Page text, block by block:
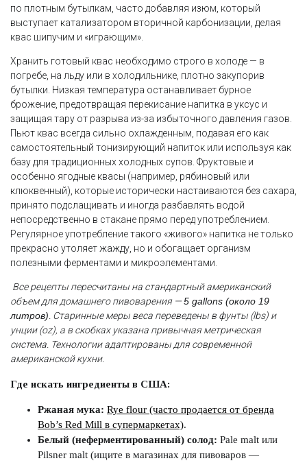
по плотным бутылкам, часто добавляя изюм, который
выступает катализатором вторичной карбонизации, делая
квас шипучим и «играющим».
Хранить готовый квас необходимо строго в холоде — в
погребе, на льду или в холодильнике, плотно закупорив
бутылки. Низкая температура останавливает бурное
брожение, предотвращая перекисание напитка в уксус и
защищая тару от разрыва из-за избыточного давления газов.
Пьют квас всегда сильно охлажденным, подавая его как
самостоятельный тонизирующий напиток или используя как
базу для традиционных холодных супов. Фруктовые и
особенно ягодные квасы (например, рябиновый или
клюквенный), которые исторически настаиваются без сахара,
принято подслащивать и иногда разбавлять водой
непосредственно в стакане прямо перед употреблением.
Регулярное употребление такого «живого» напитка не только
прекрасно утоляет жажду, но и обогащает организм
полезными ферментами и микроэлементами.
Все рецепты пересчитаны на стандартный американский
объем для домашнего пивоварения —5 gallons (около 19
литров) . Старинные меры веса переведены в фунты (lbs) и
унции (oz), а в скобках указана привычная метрическая
система. Технологии адаптированы для современной
американской кухни.
Где искать ингредиенты в США:
Ржаная мука: Rye flour (часто продается от бренда
Bob’s Red Mill в супермаркетах).
Белый (неферментированный) солод: Pale malt или
Pilsner malt (ищите в магазинах для пивоваров —